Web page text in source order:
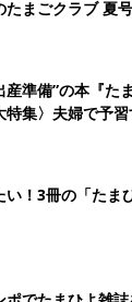
まごクラブ 夏号
産準備”の本『た
特集〉夫婦で予
！3冊の「たま